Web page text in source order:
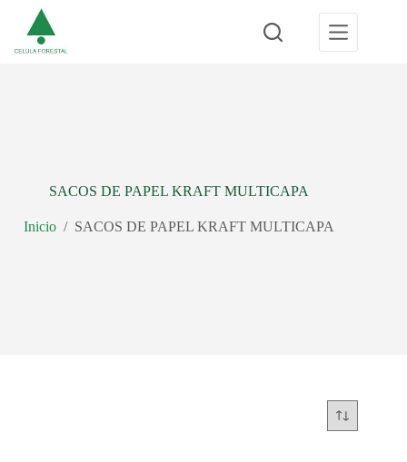
contenido
SACOS DE PAPEL KRAFT MULTICAPA
Inicio / SACOS DE PAPEL KRAFT MULTICAPA